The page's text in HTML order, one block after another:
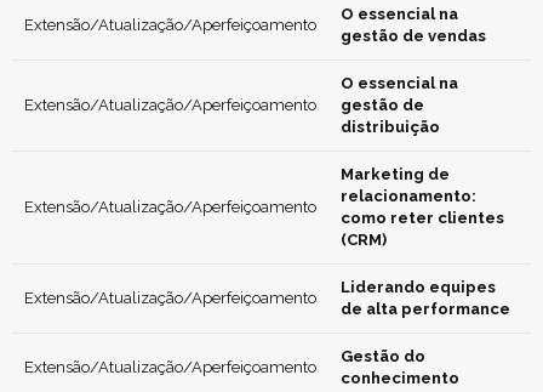
Extensão/Atualização/Aperfeiçoamento
O essencial na
gestão de vendas
Extensão/Atualização/Aperfeiçoamento
O essencial na
gestão de
distribuição
Extensão/Atualização/Aperfeiçoamento
Marketing de
relacionamento:
como reter clientes
(CRM)
Extensão/Atualização/Aperfeiçoamento
Liderando equipes
de alta performance
Extensão/Atualização/Aperfeiçoamento
Gestão do
conhecimento